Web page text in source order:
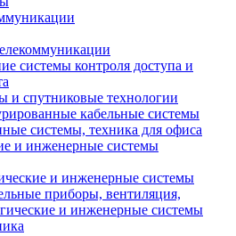
системы контроля доступа и
и спутниковые технологии
кабельные системы
системы, техника для офиса
и инженерные системы
и инженерные системы
приборы, вентиляция,
и инженерные системы